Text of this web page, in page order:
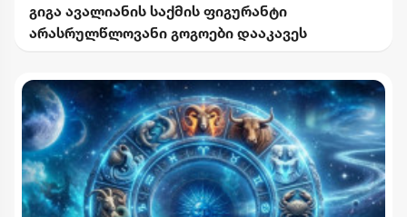
გიგა ავალიანის საქმის ფიგურანტი
არასრულწლოვანი გოგოები დააკავეს